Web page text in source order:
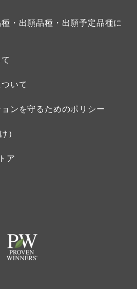
・出願品種・出願予定品種に
いて
ンを守るためのポリシー
）
ア